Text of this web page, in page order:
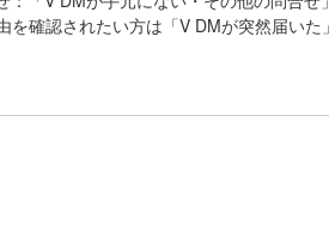
を確認されたい方は「V DMが突然届いた